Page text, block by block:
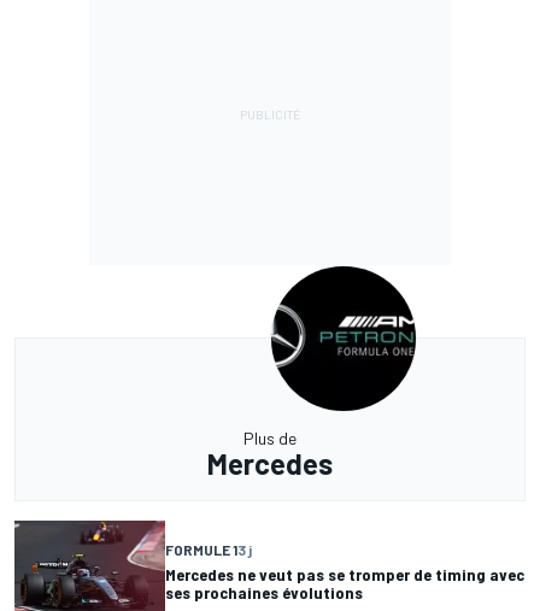
Plus de
Mercedes
FORMULE 13 j
Mercedes ne veut pas se tromper de timing avec
ses prochaines évolutions